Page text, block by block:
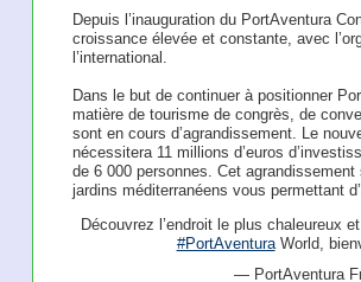
Depuis l’inauguration du PortAventura
croissance élevée et constante, avec
l’international.
Dans le but de continuer à positionner
matière de tourisme de congrès, de
sont en cours d’agrandissement. Le
nécessitera 11 millions d’euros
de 6 000 personnes. Cet
jardins méditerranéens vous permettant
Découvrez l’endroit le plus chaleureux
#PortAventuraWorld,
— PortAventura